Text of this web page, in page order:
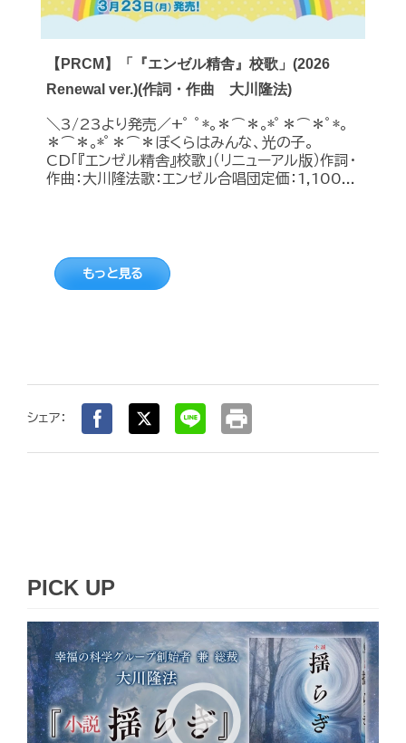
【PRCM】「『エンゼル精舎』校歌」(2026
Renewal ver.)(作詞・作曲 大川隆法)
＼3/23より発売／+ﾟ ﾟ*｡＊⌒＊｡*ﾟ＊⌒＊ﾟ*｡
＊⌒＊｡*ﾟ＊⌒＊ぼくらはみんな、光の子。
CD「『エンゼル精舎』校歌」（リニューアル版）作詞・
作曲：大川隆法歌：エンゼル合唱団定価：1,100...
もっと見る
シェア： print
PICK UP